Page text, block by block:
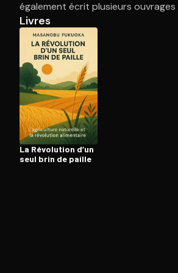
Ouvre l'app Appareil
également écrit plusieurs ouvrages
Livres
La Révolution d’un
seul brin de paille